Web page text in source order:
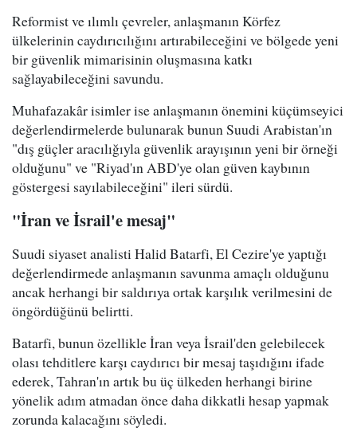
Reformist ve ılımlı çevreler, anlaşmanın Körfez
ülkelerinin caydırıcılığını artırabileceğini ve bölgede yeni
bir güvenlik mimarisinin oluşmasına katkı
sağlayabileceğini savundu.
Muhafazakâr isimler ise anlaşmanın önemini küçümseyici
değerlendirmelerde bulunarak bunun Suudi Arabistan'ın
"dış güçler aracılığıyla güvenlik arayışının yeni bir örneği
olduğunu" ve "Riyad'ın ABD'ye olan güven kaybının
göstergesi sayılabileceğini" ileri sürdü.
"İran ve İsrail'e mesaj"
Suudi siyaset analisti Halid Batarfi, El Cezire'ye yaptığı
değerlendirmede anlaşmanın savunma amaçlı olduğunu
ancak herhangi bir saldırıya ortak karşılık verilmesini de
öngördüğünü belirtti.
Batarfi, bunun özellikle İran veya İsrail'den gelebilecek
olası tehditlere karşı caydırıcı bir mesaj taşıdığını ifade
ederek, Tahran'ın artık bu üç ülkeden herhangi birine
yönelik adım atmadan önce daha dikkatli hesap yapmak
zorunda kalacağını söyledi.